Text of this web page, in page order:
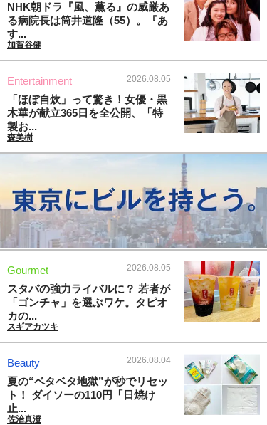
NHK朝ドラ『風、薫る』の威厳あ
る病院長は筒井道隆（55）。『あ
す...
加賀谷健
Entertainment 2026.08.05
「ほぼ自炊」って驚き！女優・黒
木華が献立365日を全公開、「特
製お...
森美樹
Gourmet 2026.08.05
スタバの強力ライバルに？ 若者が
「ゴンチャ」を選ぶワケ。タピオ
カの...
スギアカツキ
Beauty 2026.08.04
夏の“ベタベタ地獄”が秒でリセッ
ト！ ダイソーの110円「日焼け
止...
佐治真澄